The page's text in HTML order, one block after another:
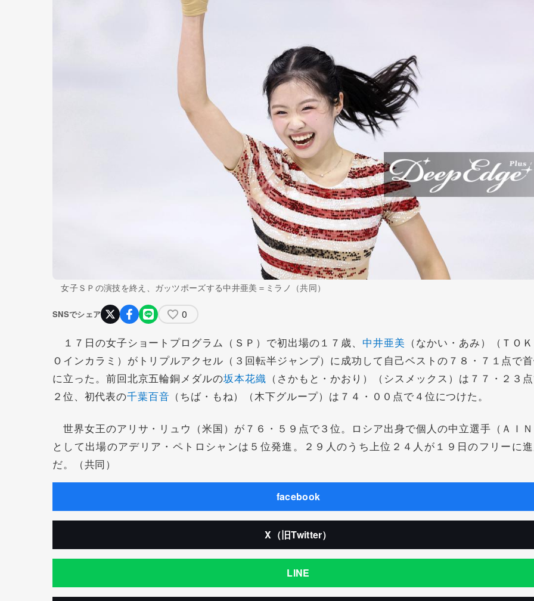
女子ＳＰの演技を終え、ガッツポーズする中井亜美＝ミラノ（共同）
SNSでシェア 0
１７日の女子ショートプログラム（ＳＰ）で初出場の１７歳、 中井亜美 （なかい・あみ）（ＴＯＫ
Ｏインカラミ）がトリプルアクセル（３回転半ジャンプ）に成功して自己ベストの７８・７１点で
に立った。前回北京五輪銅メダルの坂本花織 （さかもと・かおり）（シスメックス）は７７・２３
２位、初代表の千葉百音 （ちば・もね）（木下グループ）は７４・００点で４位につけた。
世界女王のアリサ・リュウ（米国）が７６・５９点で３位。ロシア出身で個人の中立選手（ＡＩＮ
として出場のアデリア・ペトロシャンは５位発進。２９人のうち上位２４人が１９日のフリーに
だ。（共同）
facebook
X（旧Twitter）
LINE